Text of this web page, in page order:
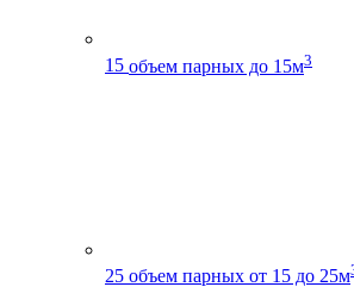
15 объем парных до 15м3
25 объем парных от 15 до 25м